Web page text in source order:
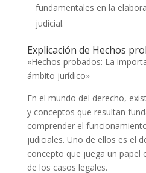
fundamentales en la
judicial.
Explicación de Hechos
«Hechos probados: La
ámbito jurídico»
En el mundo del derecho,
y conceptos que resultan
comprender el
judiciales. Uno de ellos es el
concepto que juega un papel
de los casos legales.